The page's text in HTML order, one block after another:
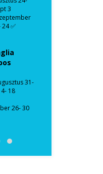
3
✅
31-
18
26- 30